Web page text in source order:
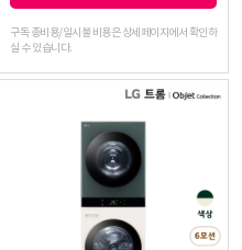
구독 총비용/일시불 비용은 상세페이지에서 확인하
실 수 있습니다.